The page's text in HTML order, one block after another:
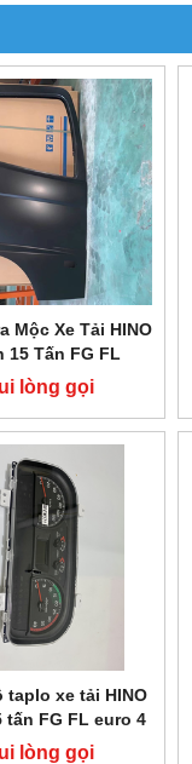
Mộc Xe Tải HINO
15 Tấn FG FL
lòng gọi
taplo xe tải HINO
tấn FG FL euro 4
lòng gọi